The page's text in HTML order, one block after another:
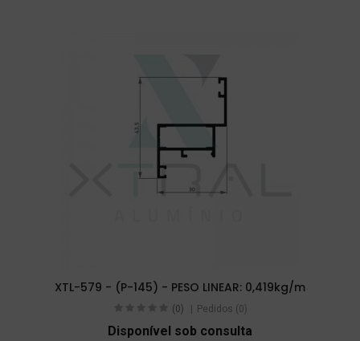
XTL-579 - (P-145) - PESO LINEAR: 0,419kg/m
(0) Pedidos (0)
Disponível sob consulta